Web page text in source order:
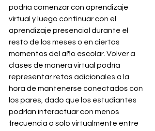
podría comenzar con aprendizaje
virtual y luego continuar con el
aprendizaje presencial durante el
resto de los meses o en ciertos
momentos del año escolar. Volver a
clases de manera virtual podría
representar retos adicionales a la
hora de mantenerse conectados con
los pares, dado que los estudiantes
podrían interactuar con menos
frecuencia o solo virtualmente entre